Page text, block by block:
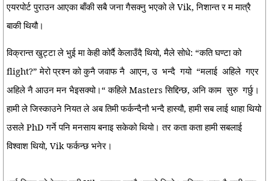
एयरपोर्ट पुराउन आएका बाँकी सबै जना गैसक्नु भएको ले Vik, निशान्त र म मात्रै
बाकी थियौ।
विक्रान्त खुट्टा ले भुई मा केही कोर्दै केलाउँदै थियो, मैले सोधे: “कति घण्टा को
flight?” मेरो प्रश्न को कुनै जवाफ नै आएन, उ भन्दै गयो “मलाई अहिले गएर
अहिले नै आउन मन भैइसक्यो।“ कहिले Masters सिद्दिन्छ, अनि काम सुरु गर्छु।
हामी ले जिस्काउने नियत ले अब तिमी फर्कन्दैनौ भन्दै हास्यौ, हामी सब लाई थाहा थियो
उसले PhD गर्ने पनि मनसाय बनाइ सकेको थियो। तर कता कता हामी सबलाई
विश्वाश थियो, Vik फर्कन्छ भनेर।